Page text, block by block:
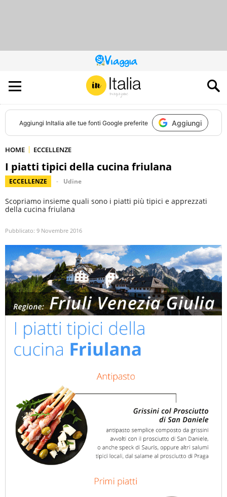
QUESTO
SITO
CONTRIBUISCE
ALL’AUDIENCE
DI
Aggiungi InItalia alle tue fonti Google preferite Aggiungi
HOME ECCELLENZE
I piatti tipici della cucina friulana
ECCELLENZE Udine
Scopriamo insieme quali sono i piatti più tipici e apprezzati
della cucina friulana
Pubblicato: 9 Novembre 2016